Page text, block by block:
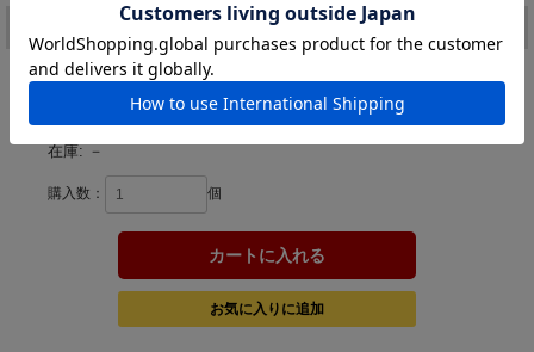
カラー：
在庫: －
購入数： 個